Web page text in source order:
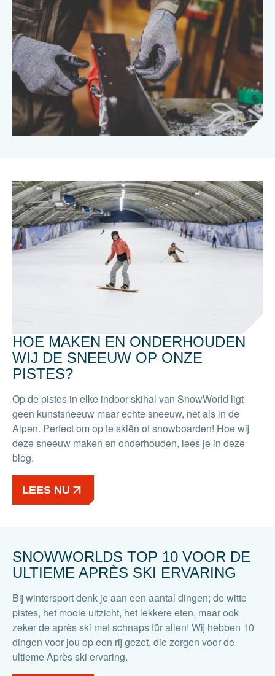
HOE MAKEN EN ONDERHOUDEN
WIJ DE SNEEUW OP ONZE
PISTES?
Op de pistes in elke indoor skihal van SnowWorld ligt
geen kunstsneeuw maar echte sneeuw, net als in de
Alpen. Perfect om op te skiën of snowboarden! Hoe wij
deze sneeuw maken en onderhouden, lees je in deze
blog.
LEES NU
SNOWWORLDS TOP 10 VOOR DE
ULTIEME APRÈS SKI ERVARING
Bij wintersport denk je aan een aantal dingen; de witte
pistes, het mooie uitzicht, het lekkere eten, maar ook
zeker de après ski met schnaps für allen! Wij hebben 10
dingen voor jou op een rij gezet, die zorgen voor de
ultieme Après ski ervaring.